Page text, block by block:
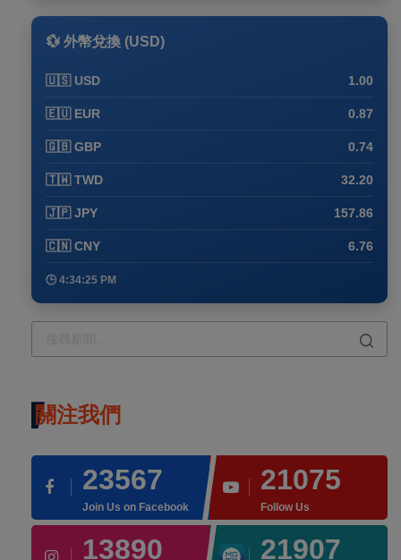
💱 外幣兌換 (USD)
🇺🇸 USD 1.00
🇪🇺 EUR 0.87
🇬🇧 GBP 0.74
🇹🇼 TWD 32.20
🇯🇵 JPY 157.86
🇨🇳 CNY 6.76
🕒 4:34:25 PM
關注我們
23567
Join Us on Facebook
21075
Follow Us
13890 21907